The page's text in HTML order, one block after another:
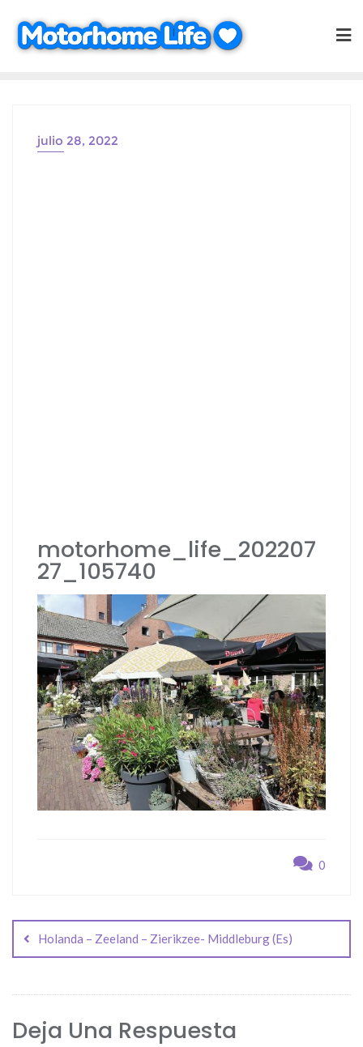
contenido
julio 28, 2022
motorhome_life_202207
27_105740
0
de
entradas
Holanda – Zeeland – Zierikzee- Middleburg (Es)
Deja Una Respuesta